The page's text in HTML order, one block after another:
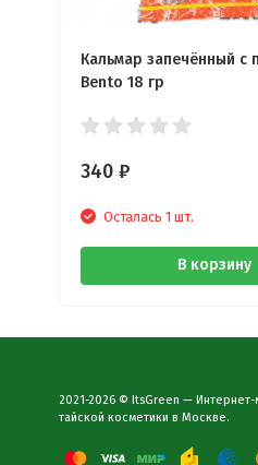
Кальмар запечённый с
Bento 18 гр
340 ₽
Осталась 1 шт.
В корзину
2021-2026 © ItsGreen — Интернет-
тайской косметики в Москве.